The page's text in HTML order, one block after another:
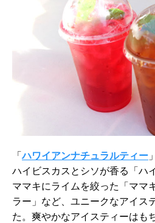
「ハワイアンナチュラルティー
ハイビスカスとシソが香る「ハ
ママキにライムを絞った「ママ
ラー」など、ユニークなアイス
た。爽やかなアイスティーはも